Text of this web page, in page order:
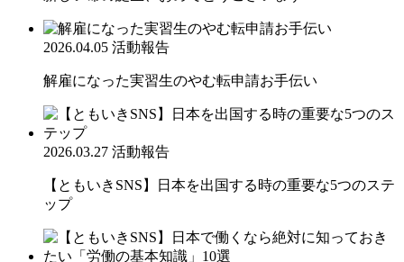
2026.04.05 活動報告
解雇になった実習生のやむ転申請お手伝い
2026.03.27 活動報告
【ともいきSNS】日本を出国する時の重要な5つのステ
ップ